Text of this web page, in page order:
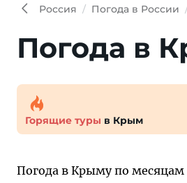
Россия Погода в России
Погода в
Горящие туры в Крым
Погода в Крыму по месяцам